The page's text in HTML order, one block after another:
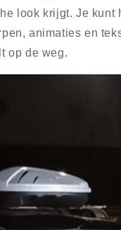
look krijgt. Je kunt
animaties en
op de weg.